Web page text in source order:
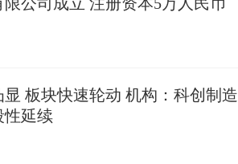
板块快速轮动 机构：科创制造
性延续